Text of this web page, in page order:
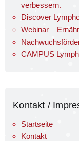
verbessern.
Discover
Webinar –
CAMPUS
Kontakt /
Startseite
Kontakt